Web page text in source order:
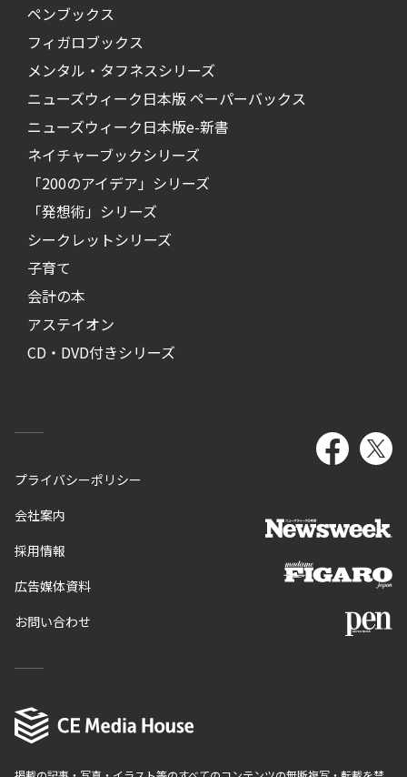
ペンブックス
フィガロブックス
メンタル・タフネスシリーズ
ニューズウィーク日本版 ペーパーバックス
ニューズウィーク日本版e-新書
ネイチャーブックシリーズ
「200のアイデア」シリーズ
「発想術」シリーズ
シークレットシリーズ
子育て
会計の本
アステイオン
CD・DVD付きシリーズ
プライバシーポリシー
会社案内
採用情報
広告媒体資料
お問い合わせ